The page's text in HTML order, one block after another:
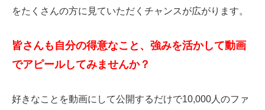
をたくさんの方に見ていただくチャンスが広がります。
皆さんも自分の得意なこと、強みを活かして動画
でアピールしてみませんか？
好きなことを動画にして公開するだけで10,000人のファ